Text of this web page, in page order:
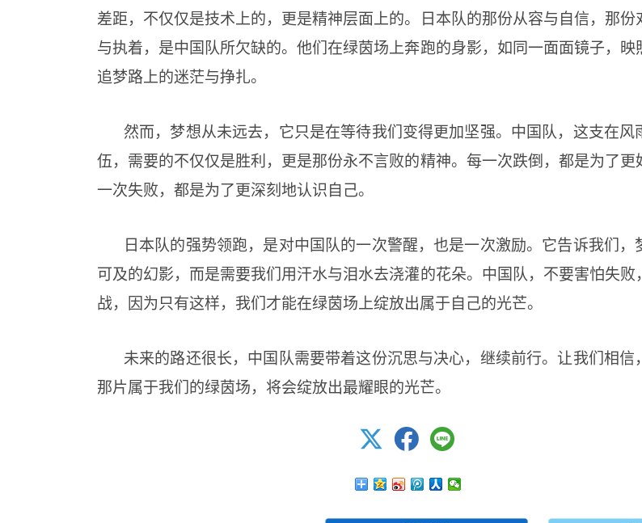
差距，不仅仅是技术上的，更是精神层面上的。日本队的那份从容与自信，那份
与执着，是中国队所欠缺的。他们在绿茵场上奔跑的身影，如同一面面镜子，映
追梦路上的迷茫与挣扎。
然而，梦想从未远去，它只是在等待我们变得更加坚强。中国队，这支在风
伍，需要的不仅仅是胜利，更是那份永不言败的精神。每一次跌倒，都是为了更
一次失败，都是为了更深刻地认识自己。
日本队的强势领跑，是对中国队的一次警醒，也是一次激励。它告诉我们，
可及的幻影，而是需要我们用汗水与泪水去浇灌的花朵。中国队，不要害怕失败
战，因为只有这样，我们才能在绿茵场上绽放出属于自己的光芒。
未来的路还很长，中国队需要带着这份沉思与决心，继续前行。让我们相信
那片属于我们的绿茵场，将会绽放出最耀眼的光芒。